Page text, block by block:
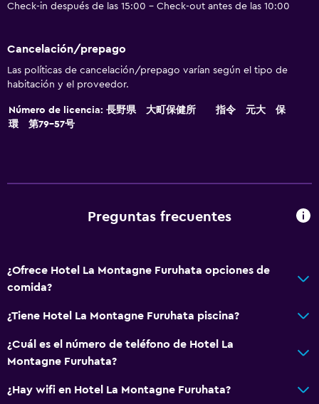
Secador de pelo
Aseo
Papel higiénico
Sofá
Tatami (piso tradicional japonés)
Alfombrado
Check-in después de las 15:00 - Check-out antes de las 10:00
Cancelación/prepago
Las políticas de cancelación/prepago varían según el tipo de
habitación y el proveedor.
Número de licencia: 長野県 大町保健所 指令 元大 保
環 第79-57号
Preguntas frecuentes
¿Ofrece Hotel La Montagne Furuhata opciones de
comida?
¿Tiene Hotel La Montagne Furuhata piscina?
¿Cuál es el número de teléfono de Hotel La
Montagne Furuhata?
¿Hay wifi en Hotel La Montagne Furuhata?